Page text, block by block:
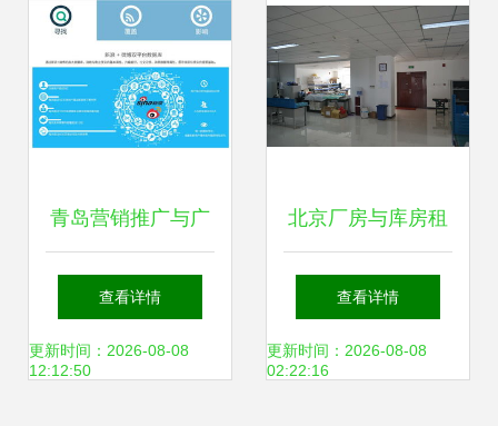
图 己”考研咨询服务队
举办考研交流分享
青岛营销推广与广
告服务 专业力量赋
能企业品牌成长
查看详情
更新时间：2026-08-08
12:12:50
北京厂房与库房租
赁信息查询指南
查看详情
更新时间：2026-08-08
02:22:16